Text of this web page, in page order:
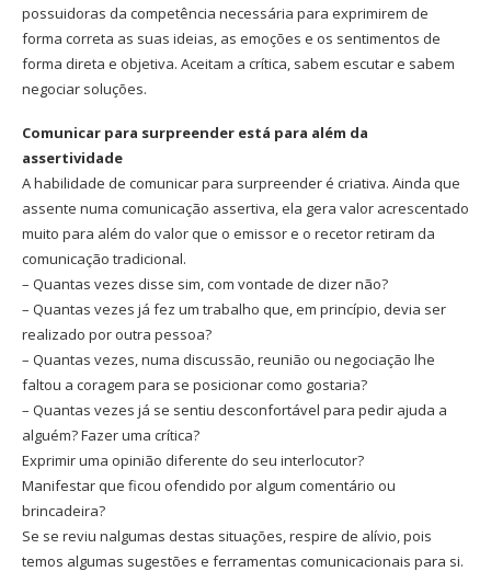
possuidoras da competência necessária para exprimirem de
forma correta as suas ideias, as emoções e os sentimentos de
forma direta e objetiva. Aceitam a crítica, sabem escutar e sabem
negociar soluções.
Comunicar para surpreender está para além da
assertividade
A habilidade de comunicar para surpreender é criativa. Ainda que
assente numa comunicação assertiva, ela gera valor acrescentado
muito para além do valor que o emissor e o recetor retiram da
comunicação tradicional.
– Quantas vezes disse sim, com vontade de dizer não?
– Quantas vezes já fez um trabalho que, em princípio, devia ser
realizado por outra pessoa?
– Quantas vezes, numa discussão, reunião ou negociação lhe
faltou a coragem para se posicionar como gostaria?
– Quantas vezes já se sentiu desconfortável para pedir ajuda a
alguém? Fazer uma crítica?
Exprimir uma opinião diferente do seu interlocutor?
Manifestar que ficou ofendido por algum comentário ou
brincadeira?
Se se reviu nalgumas destas situações, respire de alívio, pois
temos algumas sugestões e ferramentas comunicacionais para si.